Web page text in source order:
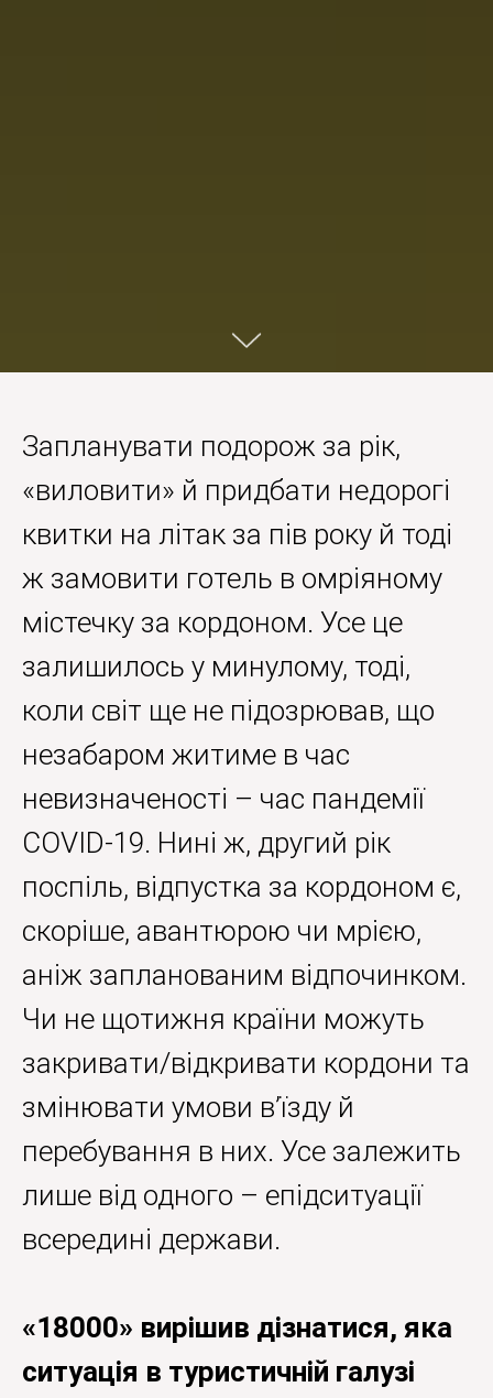
Запланувати подорож за рік,
«виловити» й придбати недорогі
квитки на літак за пів року й тоді
ж замовити готель в омріяному
містечку за кордоном. Усе це
залишилось у минулому, тоді,
коли світ ще не підозрював, що
незабаром житиме в час
невизначеності – час пандемії
COVID‐19. Нині ж, другий рік
поспіль, відпустка за кордоном є,
скоріше, авантюрою чи мрією,
аніж запланованим відпочинком.
Чи не щотижня країни можуть
закривати/відкривати кордони та
змінювати умови в’їзду й
перебування в них. Усе залежить
лише від одного – епідситуації
всередині держави.
«18000» вирішив дізнатися, яка
ситуація в туристичній галузі